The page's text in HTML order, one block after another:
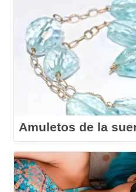
Amuletos de la